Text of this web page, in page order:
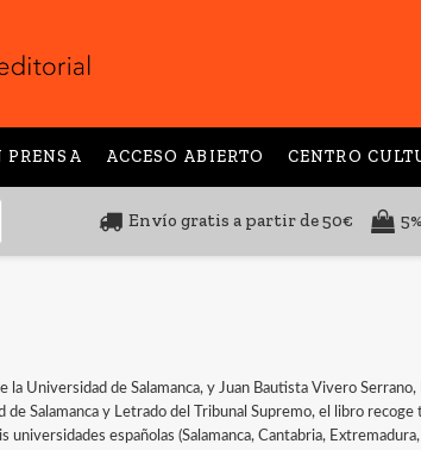
PRENSA ACCESO ABIERTO CENTRO
Envío gratis a partir de 50€
la Universidad de Salamanca, y Juan Bautista Vivero
Salamanca y Letrado del Tribunal Supremo, el libro recoge
españolas (Salamanca, Cantabria, Extremadura,